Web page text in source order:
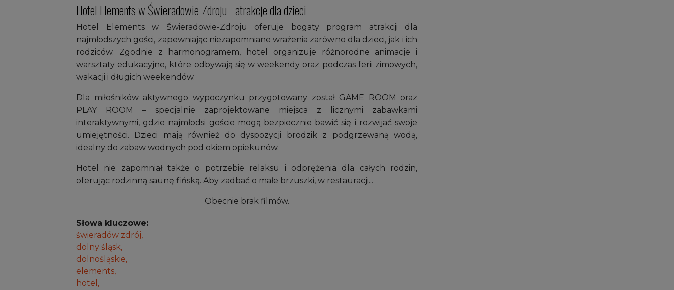
Hotel Elements w Świeradowie-Zdroju - atrakcje dla dzieci
Hotel Elements w Świeradowie-Zdroju oferuje bogaty program atrakcji dla
najmłodszych gości, zapewniając niezapomniane wrażenia zarówno dla dzieci, jak i ich
rodziców. Zgodnie z harmonogramem, hotel organizuje różnorodne animacje i
warsztaty edukacyjne, które odbywają się w weekendy oraz podczas ferii zimowych,
wakacji i długich weekendów.
Dla miłośników aktywnego wypoczynku przygotowany został GAME ROOM oraz
PLAY ROOM – specjalnie zaprojektowane miejsca z licznymi zabawkami
interaktywnymi, gdzie najmłodsi goście mogą bezpiecznie bawić się i rozwijać swoje
umiejętności. Dzieci mają również do dyspozycji brodzik z podgrzewaną wodą,
idealny do zabaw wodnych pod okiem opiekunów.
Hotel nie zapomniał także o potrzebie relaksu i odprężenia dla całych rodzin,
oferując rodzinną saunę fińską. Aby zadbać o małe brzuszki, w restauracji...
Obecnie brak filmów.
Słowa kluczowe:
świeradów zdrój,
dolny śląsk,
dolnośląskie,
elements,
hotel,